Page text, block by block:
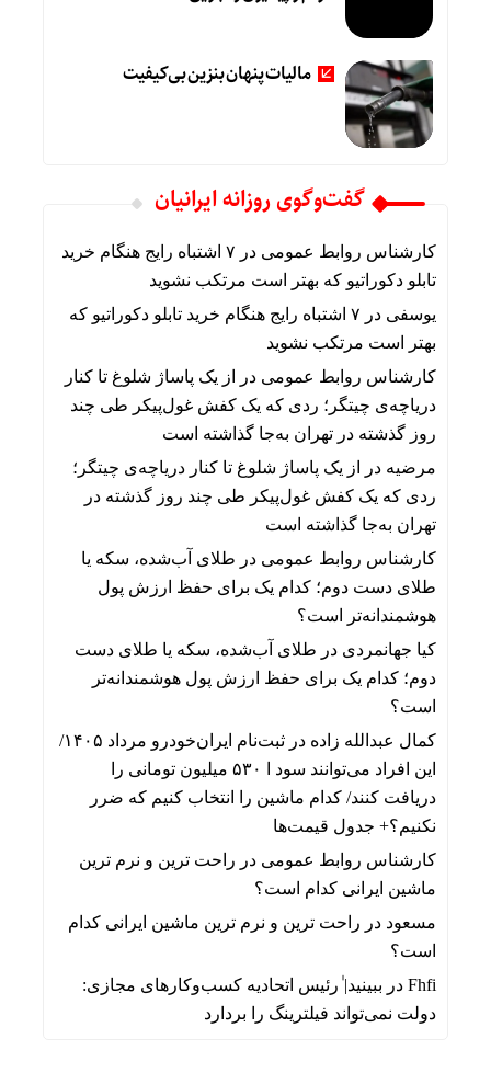
مالیات پنهان بنزین بی‌کیفیت
گفت‌وگوی روزانه ایرانیان
کارشناس روابط عمومی در
۷ اشتباه رایج هنگام خرید
تابلو دکوراتیو که بهتر است مرتکب نشوید
یوسفی در
۷ اشتباه رایج هنگام خرید تابلو دکوراتیو که
بهتر است مرتکب نشوید
کارشناس روابط عمومی در
از یک پاساژ شلوغ تا کنار
دریاچه‌ی چیتگر؛ ردی که یک کفش غول‌پیکر طی چند
روز گذشته در تهران به‌جا گذاشته است
مرضیه در
از یک پاساژ شلوغ تا کنار دریاچه‌ی چیتگر؛
ردی که یک کفش غول‌پیکر طی چند روز گذشته در
تهران به‌جا گذاشته است
کارشناس روابط عمومی در طلای آب‌شده، سکه یا
طلای دست دوم؛ کدام یک برای حفظ ارزش پول
هوشمندانه‌تر است؟
کیا جهانمردی در طلای آب‌شده، سکه یا طلای دست
دوم؛ کدام یک برای حفظ ارزش پول هوشمندانه‌تر
است؟
کمال عبدالله زاده در
ثبت‌نام ایران‌خودرو مرداد ۱۴۰۵/
این افراد می‌توانند سود ا ۵۳۰ میلیون تومانی را
دریافت کنند/ کدام ماشین را انتخاب کنیم که ضرر
نکنیم؟+ جدول قیمت‌ها
کارشناس روابط عمومی در راحت ترین و نرم ترین
ماشین ایرانی کدام است؟
مسعود در راحت ترین و نرم ترین ماشین ایرانی کدام
است؟
Fhfi در ببینید| ٰرئیس اتحادیه کسب‌وکارهای مجازی:
دولت نمی‌تواند فیلترینگ را بردارد